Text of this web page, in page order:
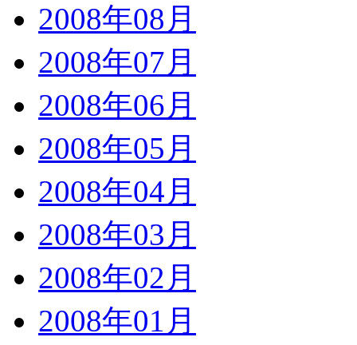
2008年08月
2008年07月
2008年06月
2008年05月
2008年04月
2008年03月
2008年02月
2008年01月